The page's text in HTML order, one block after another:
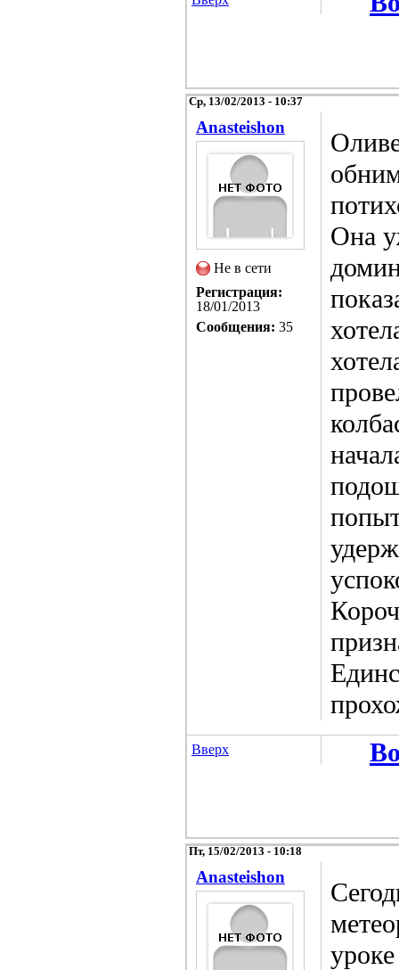
Ср, 13/02/2013 - 10:37
Anasteishon
Не в сети
Регистрация:
18/01/2013
Сообщения: 35
Она
Вверх
Пт, 15/02/2013 - 10:18
Anasteishon